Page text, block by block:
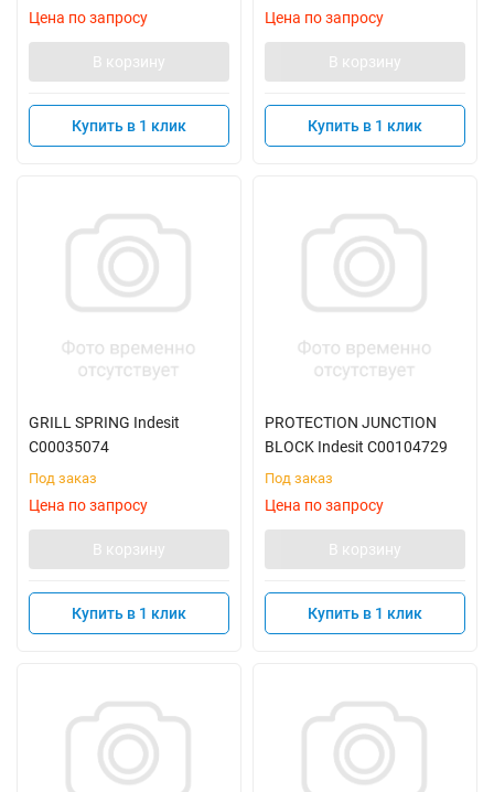
Цена по запросу
В корзину
Купить в 1 клик
Цена по запросу
В корзину
Купить в 1 клик
GRILL SPRING Indesit
C00035074
Под заказ
Цена по запросу
В корзину
Купить в 1 клик
PROTECTION JUNCTION
BLOCK Indesit C00104729
Под заказ
Цена по запросу
В корзину
Купить в 1 клик